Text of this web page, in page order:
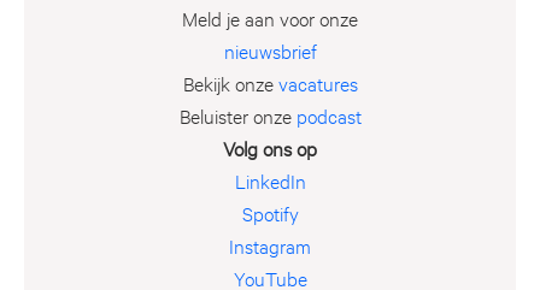
Meld je aan voor onze
nieuwsbrief
Bekijk onzevacatures
Beluister onze podcast
Volg ons op
LinkedIn
Spotify
Instagram
YouTube